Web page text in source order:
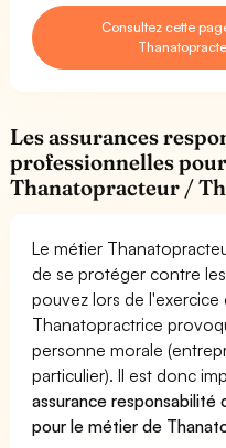
Consultez cette
Les assurances
professionnelles
Thanatopracteur /
Le métier
de se protéger contre
pouvez lors de
Thanatopractrice
personne morale
particulier). Il est donc
assurance responsabilité
pour le métier de